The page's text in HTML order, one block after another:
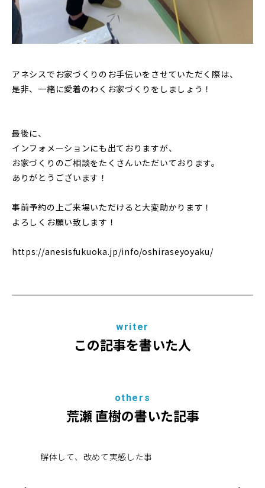
アネシスでお家づくりのお手伝いをさせていただく際は、
是非、一緒に愛着のわくお家づくりをしましょう！
最後に、
インフォメーションにも出ておりますが、
お家づくりのご相談をたくさんいただいております。
ありがとうございます！
事前予約の上ご来場いただけると大変助かります！
よろしくお願い致します！
https://anesisfukuoka.jp/info/oshiraseyoyaku/
writer
この記事を書いた人
others
荒瀬 直樹の書いた記事
解体して、改めて実感した事